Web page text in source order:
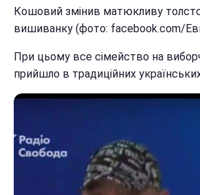
Кошовий змінив матюкливу
вишиванку (фото: facebook.com/
При цьому все сімейство на
прийшло в традиційних